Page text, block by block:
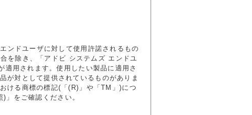
ンドユーザに対して使用許諾されるもの
を除き、「アドビ システムズ エンドユ
用されます。使用したい製品に適用さ
が対として提供されているものがありま
ける商標の標記(「(R)」や「TM」)につ
をご確認ください。